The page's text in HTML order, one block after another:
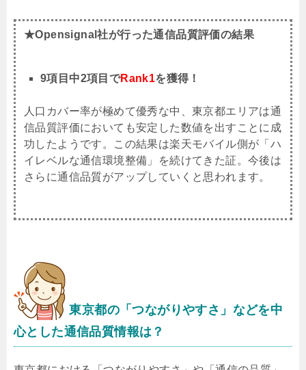
★Opensignal社が行った通信品質評価の結果
9項目中2項目でRank1を獲得！
人口カバー率が極めて優秀な中、東京都エリアは通
信品質評価においても安定した数値を出すことに成
功したようです。この結果は楽天モバイル側が「ハ
イレベルな通信環境整備」を続けてきた証。今後は
さらに通信品質がアップしていくと思われます。
東京都の「つながりやすさ」などを中
心とした通信品質情報は？